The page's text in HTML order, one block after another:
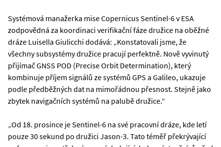
Systémová manažerka mise Copernicus Sentinel-6 v ESA
zodpovědná za koordinaci verifikační fáze družice na oběžné
dráze Luisella Giulicchi dodává: „Konstatovali jsme, že
všechny subsystémy družice pracují perfektně. Nově vyvinutý
přijímač GNSS POD (Precise Orbit Determination), který
kombinuje příjem signálů ze systémů GPS a Galileo, ukazuje
podle předběžných dat na mimořádnou přesnost. Stejně jako
zbytek navigačních systémů na palubě družice.“
„Od 18. prosince je Sentinel-6 na své pracovní dráze, kde letí
pouze 30 sekund po družici Jason-3. Tato téměř překrývající